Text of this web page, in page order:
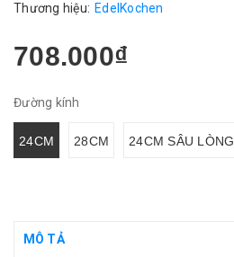
Thương hiệu: EdelKochen
708.000₫
Đường kính
24CM 28CM 24CM SÂU LÒNG
MÔ TẢ